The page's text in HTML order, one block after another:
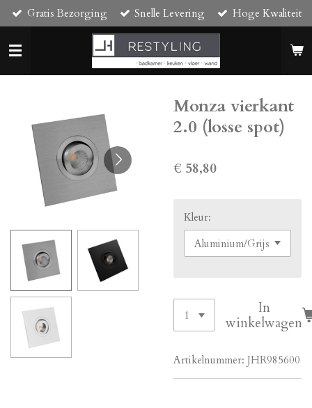
Ga
direct
naar
de
hoofdinhoud
Gratis Bezorging Snelle Levering Hoge Kwaliteit
Monza vierkant
2.0 (losse spot)
€ 58,80
Kleur:
In
winkelwagen
Artikelnummer: JHR985600